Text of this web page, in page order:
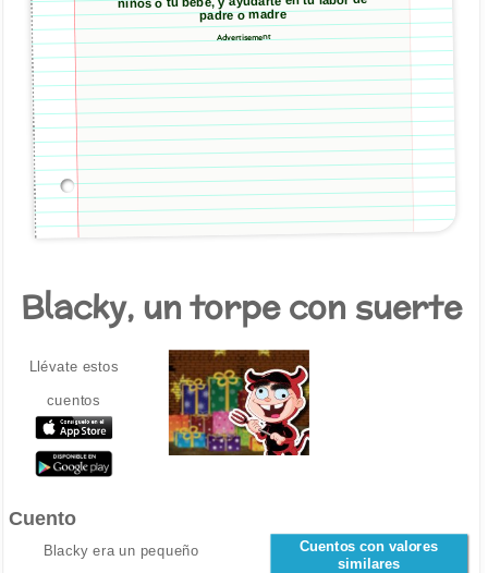
padre o madre
Advertisement
Blacky, un torpe con suerte
Llévate estos
cuentos
Cuento
Cuentos con valores
similares
Blacky era un pequeño